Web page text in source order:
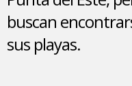
buscan
sus playas.